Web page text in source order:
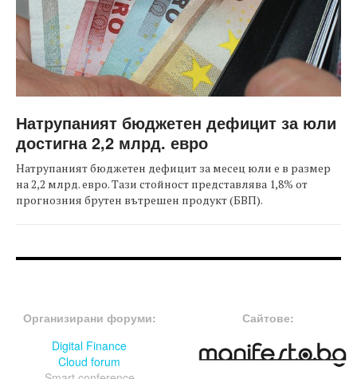
Натрупаният бюджетен дефицит за юли
достигна 2,2 млрд. евро
Натрупаният бюджетен дефицит за месец юли е в размер
на 2,2 млрд. евро. Тази стойност представлява 1,8% от
прогнозния брутен вътрешен продукт (БВП).
Организирани форуми:
Digital Finance
Cloud forum
Сайтове: